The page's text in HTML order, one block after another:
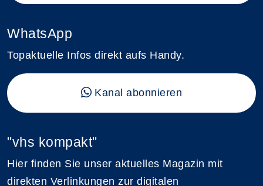
WhatsApp
Topaktuelle Infos direkt aufs Handy.
Kanal abonnieren
"vhs kompakt"
Hier finden Sie unser aktuelles Magazin mit
direkten Verlinkungen zur digitalen